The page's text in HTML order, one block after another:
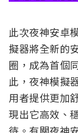
此次夜神安卓
擬器將全新的
圈，成為首個
此，夜神模擬
用者提供更加
現出它高效、